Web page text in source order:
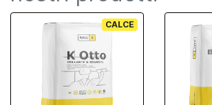
CALCE